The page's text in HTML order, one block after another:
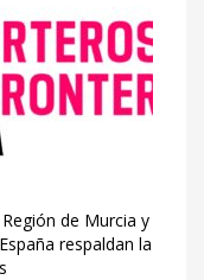
de Murcia y
respaldan la